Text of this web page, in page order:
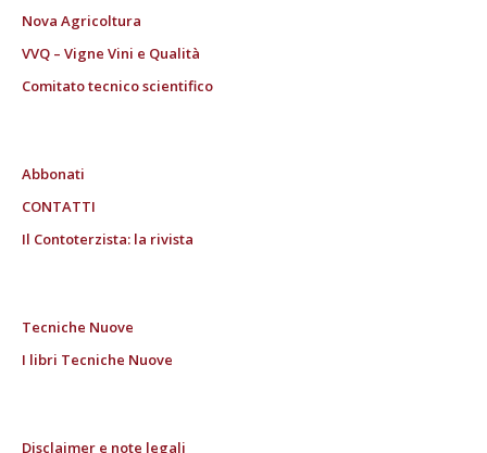
Nova Agricoltura
VVQ – Vigne Vini e Qualità
Comitato tecnico scientifico
Abbonati
CONTATTI
Il Contoterzista: la rivista
Tecniche Nuove
I libri Tecniche Nuove
Disclaimer e note legali